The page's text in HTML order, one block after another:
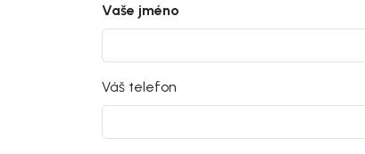
Vaše jméno
Váš telefon